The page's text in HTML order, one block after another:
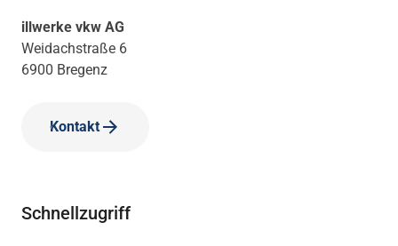
illwerke vkw AG
Weidachstraße 6
6900 Bregenz
Kontakt
Schnellzugriff